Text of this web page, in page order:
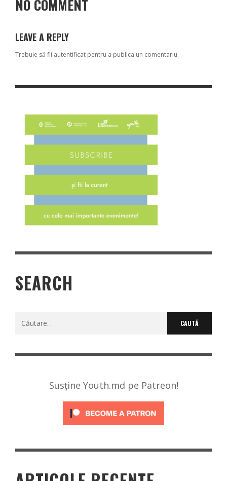
NO COMMENT
LEAVE A REPLY
Trebuie să fii autentificat pentru a publica un comentariu.
SEARCH
Caută
Susține Youth.md pe Patreon!